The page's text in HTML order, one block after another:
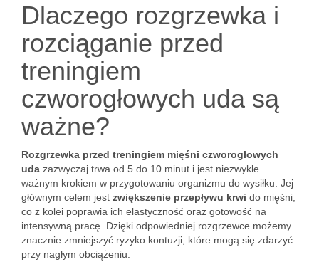
Dlaczego rozgrzewka i
rozciąganie przed
treningiem
czworogłowych uda są
ważne?
Rozgrzewka przed treningiem mięśni czworogłowych
uda zazwyczaj trwa od 5 do 10 minut i jest niezwykle
ważnym krokiem w przygotowaniu organizmu do wysiłku. Jej
głównym celem jest zwiększenie przepływu krwi do mięśni,
co z kolei poprawia ich elastyczność oraz gotowość na
intensywną pracę. Dzięki odpowiedniej rozgrzewce możemy
znacznie zmniejszyć ryzyko kontuzji, które mogą się zdarzyć
przy nagłym obciążeniu.